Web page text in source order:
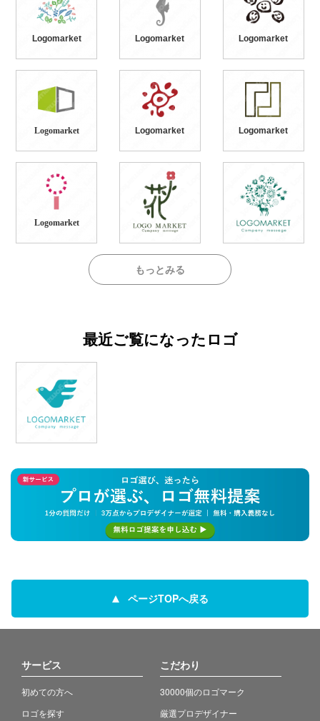
Logomarket Logomarket Logomarket
Logomarket Logomarket Logomarket
Logomarket
もっとみる
最近ご覧になったロゴ
ページTOPへ戻る
サービス
初めての方へ
ロゴを探す
こだわり
30000個のロゴマーク
厳選プロデザイナー